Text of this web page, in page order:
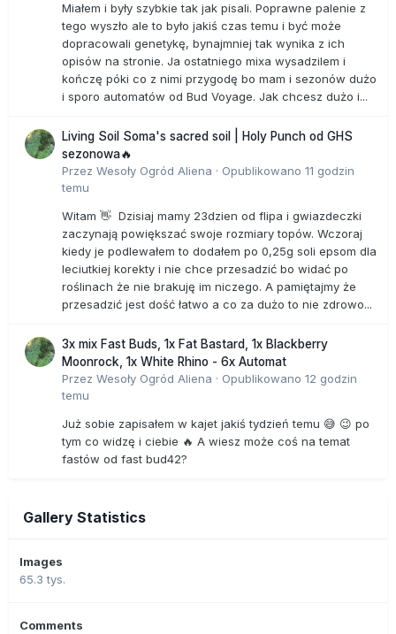
Miałem i były szybkie tak jak pisali. Poprawne palenie z
tego wyszło ale to było jakiś czas temu i być może
dopracowali genetykę, bynajmniej tak wynika z ich
opisów na stronie. Ja ostatniego mixa wysadzilem i
kończę póki co z nimi przygodę bo mam i sezonów dużo
i sporo automatów od Bud Voyage. Jak chcesz dużo i...
Living Soil Soma's sacred soil | Holy Punch od GHS
sezonowa🔥
Przez Wesoły Ogród Aliena · Opublikowano 11 godzin
temu
Witam 👋 Dzisiaj mamy 23dzien od flipa i gwiazdeczki
zaczynają powiększać swoje rozmiary topów. Wczoraj
kiedy je podlewałem to dodałem po 0,25g soli epsom dla
leciutkiej korekty i nie chce przesadzić bo widać po
roślinach że nie brakuję im niczego. A pamiętajmy że
przesadzić jest dość łatwo a co za dużo to nie zdrowo...
3x mix Fast Buds, 1x Fat Bastard, 1x Blackberry
Moonrock, 1x White Rhino - 6x Automat
Przez Wesoły Ogród Aliena · Opublikowano 12 godzin
temu
Już sobie zapisałem w kajet jakiś tydzień temu 😅 😉 po
tym co widzę i ciebie 🔥 A wiesz może coś na temat
fastów od fast bud42?
Gallery Statistics
Images
65.3 tys.
Comments